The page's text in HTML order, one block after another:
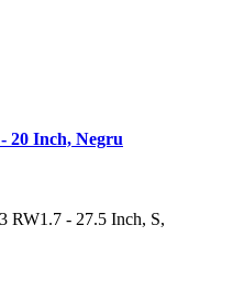
20 Inch, Negru